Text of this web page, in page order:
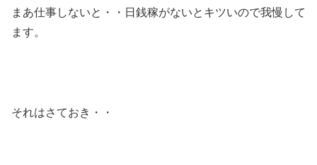
まあ仕事しないと・・日銭稼がないとキツいので我慢して
ます。
それはさておき・・